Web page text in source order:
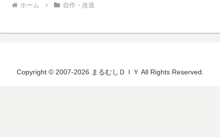
ホーム 自作・改造
Copyright © 2007-2026 まるむしＤＩＹ All Rights Reserved.